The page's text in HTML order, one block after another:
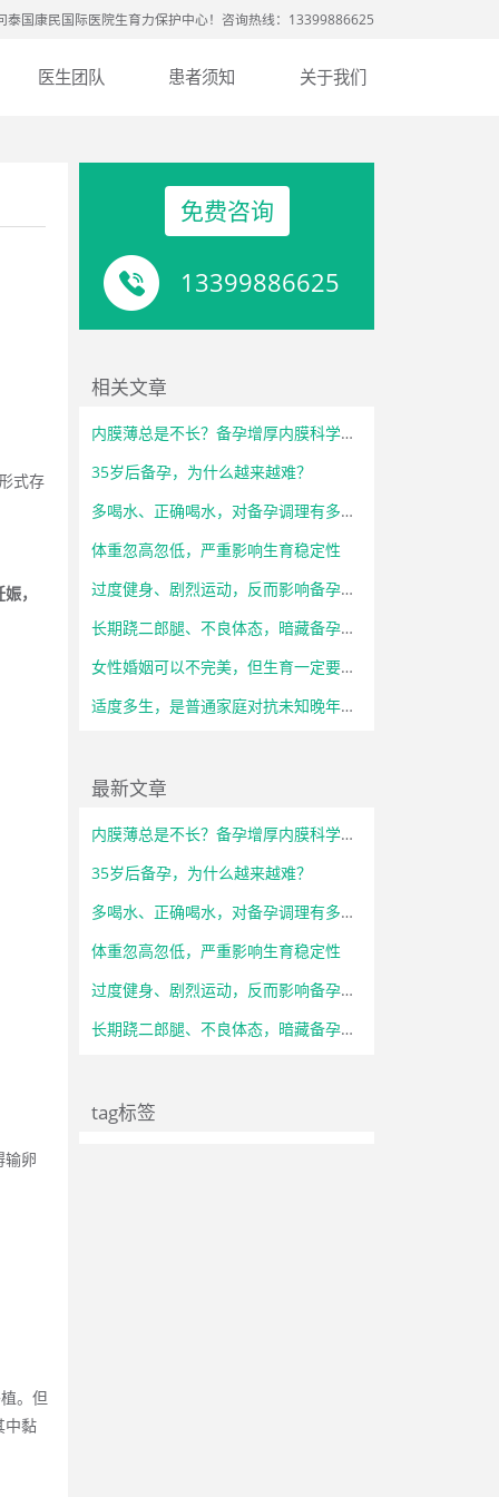
泰国康民国际医院生育力保护中心！咨询热线：13399886625
医生团队 患者须知 关于我们
式存
，
输卵
。但
中黏
免费咨询
13399886625
相关文章
内膜薄总是不长？备孕增厚内膜科学调理方法
35岁后备孕，为什么越来越难？
多喝水、正确喝水，对备孕调理有多重要？
体重忽高忽低，严重影响生育稳定性
过度健身、剧烈运动，反而影响备孕状态
长期跷二郎腿、不良体态，暗藏备孕隐患
女性婚姻可以不完美，但生育一定要自主
适度多生，是普通家庭对抗未知晚年风险的底气
最新文章
内膜薄总是不长？备孕增厚内膜科学调理方法
35岁后备孕，为什么越来越难？
多喝水、正确喝水，对备孕调理有多重要？
体重忽高忽低，严重影响生育稳定性
过度健身、剧烈运动，反而影响备孕状态
长期跷二郎腿、不良体态，暗藏备孕隐患
tag标签